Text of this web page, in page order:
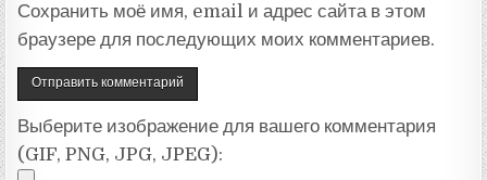
Сохранить моё имя, email и адрес сайта в этом
браузере для последующих моих комментариев.
Выберите изображение для вашего комментария
(GIF, PNG, JPG, JPEG):